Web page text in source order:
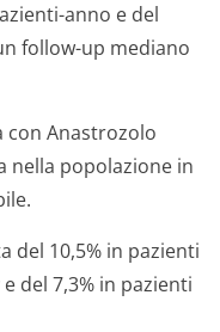
anno e del
follow-up mediano
con Anastrozolo
nella popolazione in
del 10,5% in pazienti
del 7,3% in pazienti